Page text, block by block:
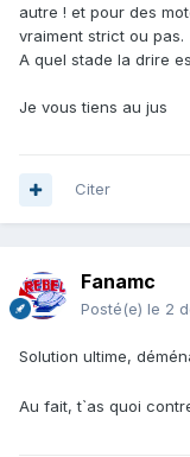
autre ! et pour des
vraiment strict ou pas.
A quel stade la drire
Je vous tiens au jus
Citer
Fanamc
Posté(e) le 2
Solution ultime,
Au fait, t`as quoi